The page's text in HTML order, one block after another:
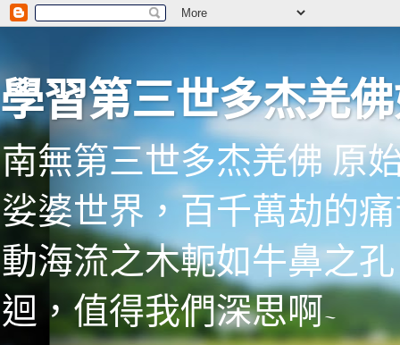
學習第三世多杰羌
南無第三世多杰羌佛 原
娑婆世界，百千萬劫的
動海流之木軛如牛鼻之
迴，值得我們深思啊~